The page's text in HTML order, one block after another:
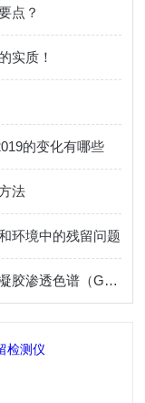
点？
实质！
的变化有哪些
法
环境中的残留问题
食品中农药残留检测前处理技术——凝胶渗透色谱（GPC）